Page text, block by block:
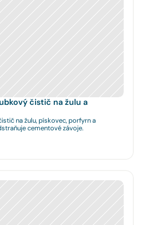
čistič na žulu a
na žulu, pískovec, porfyrn a
cementové závoje.